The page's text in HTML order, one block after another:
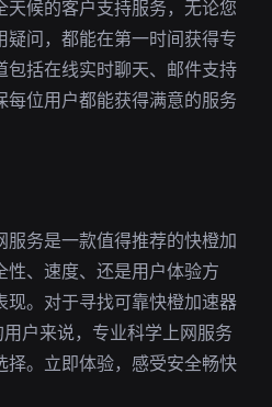
天候的客户支持服务，无论您
疑问，都能在第一时间获得专
包括在线实时聊天、邮件支持
位用户都能获得满意的服务
务是一款值得推荐的快橙加
性、速度、还是用户体验方
现。对于寻找可靠快橙加速器
户来说，专业科学上网服务
择。立即体验，感受安全畅快